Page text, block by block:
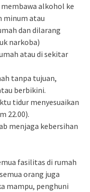
alkohol ke
minum atau
dan dilarang
narkoba)
atau di sekitar
tanpa tujuan,
berbikini.
tidur menyesuaikan
22.00).
menjaga kebersihan
fasilitas di rumah
orang juga
mampu, penghuni